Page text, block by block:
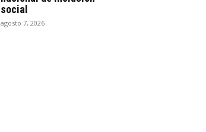
social
agosto 7, 2026